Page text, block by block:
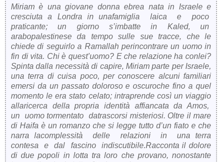
Miriam è una giovane donna ebrea nata in Israele e
cresciuta a Londra in unafamiglia laica e poco
praticante; un giorno s’imbatte in Kaled, un
arabopalestinese da tempo sulle sue tracce, che le
chiede di seguirlo a Ramallah perincontrare un uomo in
fin di vita. Chi è quest’uomo? E che relazione ha conlei?
Spinta dalla necessità di capire, Miriam parte per Israele,
una terra di cuisa poco, per conoscere alcuni familiari
emersi da un passato doloroso e oscuroche fino a quel
momento le era stato celato; intraprende così un viaggio
allaricerca della propria identità affiancata da Amos,
un uomo tormentato datrascorsi misteriosi. Oltre il mare
di Haifa è un romanzo che si legge tutto d’un fiato e che
narra lacomplessità delle relazioni in una terra
contesa e dal fascino indiscutibile.Racconta il dolore
di due popoli in lotta tra loro che provano, nonostante